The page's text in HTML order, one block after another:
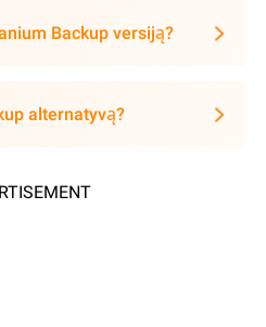
Backup versiją?
alternatyvą?